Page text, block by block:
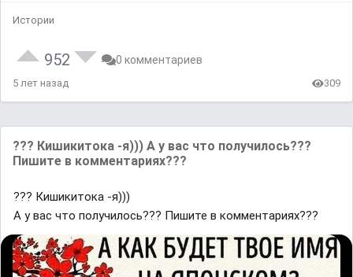
Истории
952 0 комментариев
5 лет назад 309
??? Кишикитока -я))) А у вас что получилось???
Пишите в комментариях???
??? Кишикитока -я)))
А у вас что получилось??? Пишите в комментариях???